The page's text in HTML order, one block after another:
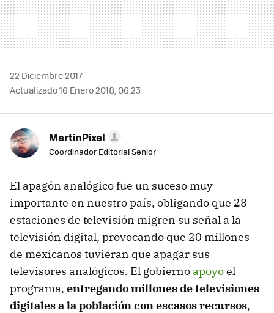
22 Diciembre 2017
Actualizado 16 Enero 2018, 06:23
MartinPixel
Coordinador Editorial Senior
El apagón analógico fue un suceso muy
importante en nuestro país, obligando que 28
estaciones de televisión migren su señal a la
televisión digital, provocando que 20 millones
de mexicanos tuvieran que apagar sus
televisores analógicos. El gobierno apoyóel
programa, entregando millones de televisiones
digitales a la población con escasos recursos,